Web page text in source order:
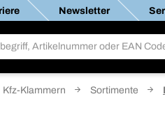
Newsletter
Kfz-Klammern Sortimente